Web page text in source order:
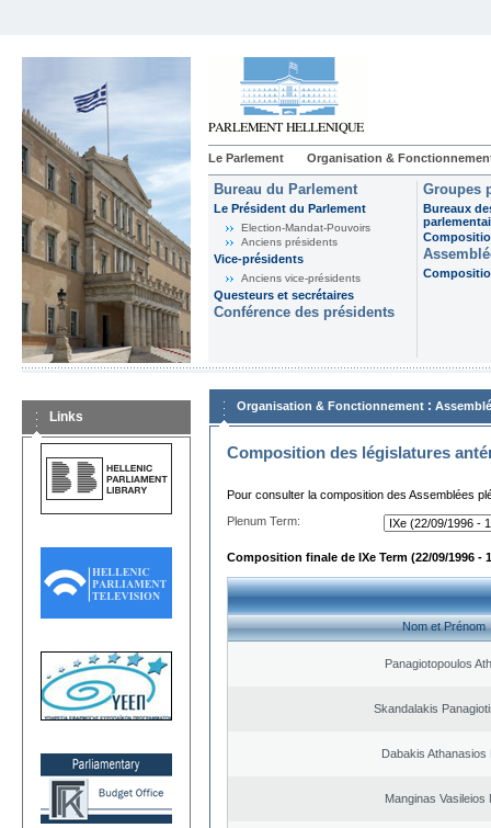
Le Parlement Organisation &
Bureau du Parlement
Le Président du Parlement
Election-Mandat-Pouvoirs
Anciens présidents
Vice-présidents
Anciens vice-présidents
Questeurs et secrétaires
Conférence des présidents
Groupes
Bureaux
Links
Organisation & Fonctionnement :
Composition des législatures
Pour consulter la composition des Assemblées
Plenum Term:
Composition finale de IXe Term (22/09/1996 -
Nom et Prénom
Panagiotopoulos
Skandalakis
Dabakis Athanasios
Manginas Vasileios